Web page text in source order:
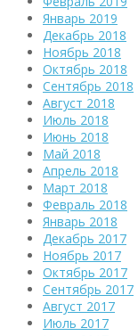
Январь 2019
Декабрь 2018
Ноябрь 2018
Октябрь 2018
Сентябрь 2018
Август 2018
Июль 2018
Июнь 2018
Май 2018
Апрель 2018
Март 2018
Февраль 2018
Январь 2018
Декабрь 2017
Ноябрь 2017
Октябрь 2017
Сентябрь 2017
Август 2017
Июль 2017